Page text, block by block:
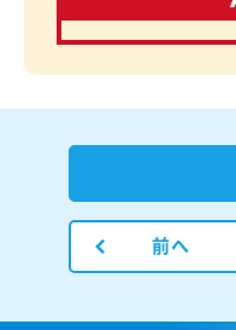
前へ